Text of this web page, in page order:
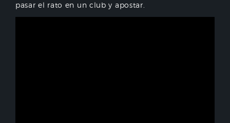
pasar el rato en un club y apostar.